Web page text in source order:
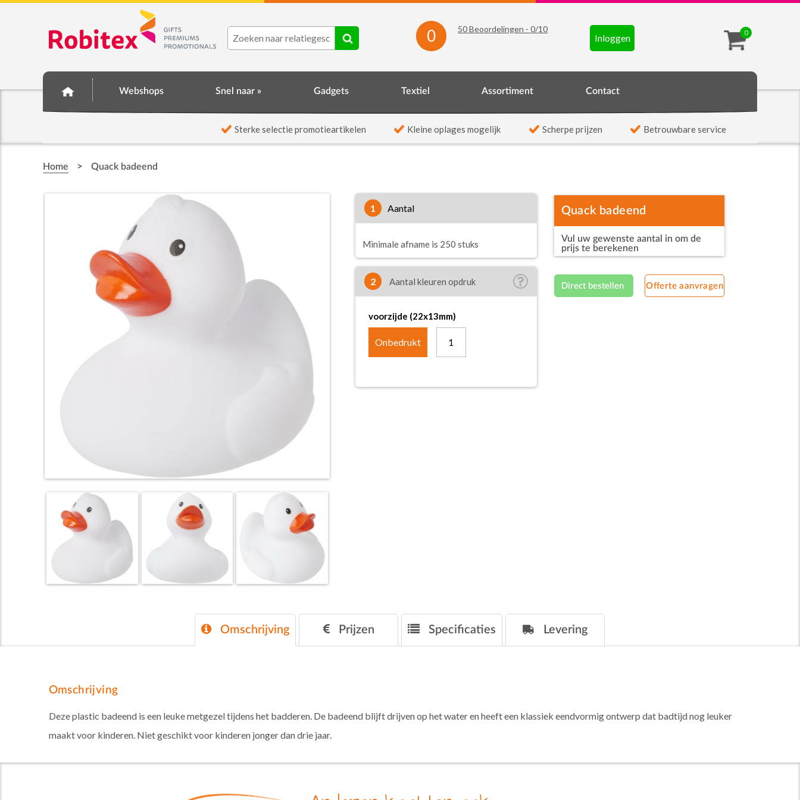
0
Inloggen
0 50Beoordelingen -0/10
Webshops Snel naar » Gadgets Textiel Assortiment Contact
Sterke selectie promotieartikelen Kleine oplages mogelijk Scherpe prijzen Betrouwbare service
Home > Quack badeend
1 aantal
Minimale afname is 250 stuks
2 Aantal kleuren opdruk
voorzijde (22x13mm)
Onbedrukt 1
Quack badeend
Vul uw gewenste aantal in om de
prijs te berekenen
Direct bestellen Offerte aanvragen
Omschrijving Prijzen Specificaties Levering
Omschrijving
Deze plastic badeend is een leuke metgezel tijdens het badderen. De badeend blijft drijven op het water en heeft een klassiek eendvormig ontwerp dat badtijd nog leuker
maakt voor kinderen. Niet geschikt voor kinderen jonger dan drie jaar.